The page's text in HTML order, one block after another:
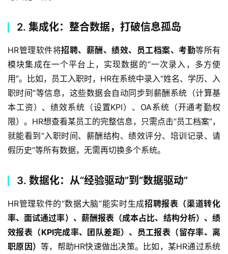
2. 集成化：整合数据，打破信息孤岛
HR管理软件将招聘、薪酬、绩效、员工档案、考勤等所有
模块集成在一个平台上，实现数据的“一次录入，多方使
用”。比如，员工入职时，HR在系统中录入“姓名、学历、入
职时间”等信息，这些数据会自动同步到薪酬系统（计算基
本工资）、绩效系统（设置KPI）、OA系统（开通考勤权
限）。HR想查看某员工的完整信息，只需点击“员工档案”，
就能看到“入职时间、薪酬结构、绩效评分、培训记录、请
假历史”等所有数据，无需再切换多个系统。
3. 数据化：从“经验驱动”到“数据驱动”
HR管理软件的“数据大脑”能实时生成招聘报表（渠道转化
率、面试通过率）、薪酬报表（成本占比、结构分析）、绩
效报表（KPI完成率、团队差距）、员工报表（留存率、离
职原因） 等，帮助HR快速做出决策。比如，某HR通过系统